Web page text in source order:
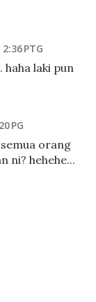
PTG
laki pun
PG
orang
ni? hehehe...